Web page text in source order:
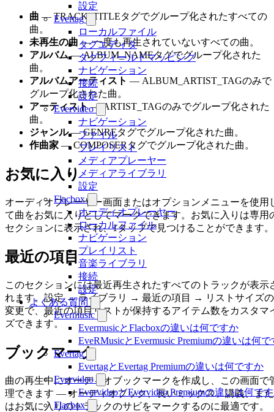
設定
Evertag
ローカルファイル
タグエディタ
タグフィールドマッピング
ナビゲーション
接続
設定
Evervideo
ナビゲーション
ファイル
プレイリスト
メディアプレーヤー
メディアライブラリ
設定
Flacbox
オーディオプレーヤー
ローカルファイル
ナビゲーション
プレイリスト
音楽ライブラリ
接続
設定
よくある質問
Evermusic
EvermusicとFlacboxの違いは何ですか
EveRMusicとEvermusic Premiumの違いは何で
Evertag
EvertagとEvertag Premiumの違いは何ですか
Evervideo
EvervideoとEvervideo Premiumの違いは何で
Flacbox
曲 — TRACK_TITLEタグでグループ化されたすべての
曲。
未再生の曲— 一度も再生されていないすべての曲。
アルバム— ALBUM_NAMEタグでグループ化された
曲。
アルバムアーティスト — ALBUM_ARTIST_TAGのみで
グループ化された曲。
アーティスト— ARTIST_TAGのみでグループ化された
曲。
ジャンル— GENREタグでグループ化された曲。
作曲家 — COMPOSERタグでグループ化された曲。
お気に入り
オーディオプレーヤー画面またはオプションメニューを使用
て曲をお気に入りとしてマークできます。お気に入りは専用
セクションに表示され、1タップで見つけることができます。
最近の項目
このセクションには最近再生されたすべてのトラックが表示
れます。設定 → ライブラリ → 最近の項目 → リストサイズの
変更で、最近の項目リストが保持するアイテム数をカスタマ
ズできます。
ブックマーク
曲の再生中にオーディオブックマークを作成し、この画面で
理できます — オーディオブック、長いミックス、講義、また
はお気に入りのトラックのサビをマークするのに最適です。